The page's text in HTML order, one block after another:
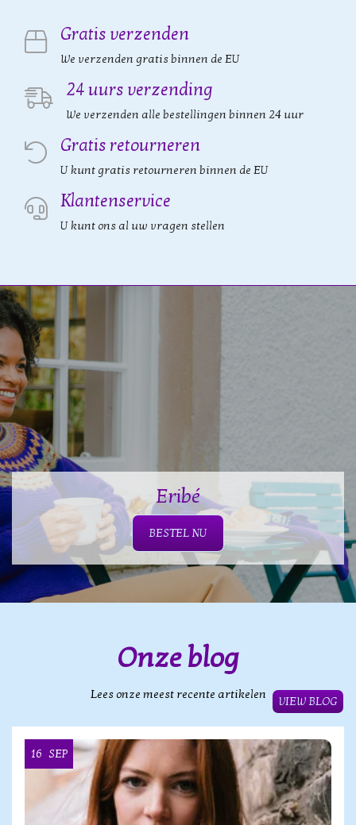
Gratis verzenden
We verzenden gratis binnen de EU
24 uurs verzending
We verzenden alle bestellingen binnen 24 uur
Gratis retourneren
U kunt gratis retourneren binnen de EU
Klantenservice
U kunt ons al uw vragen stellen
Eribé
BESTEL NU
Onze blog
Lees onze meest recente artikelen
VIEW BLOG
16 SEP